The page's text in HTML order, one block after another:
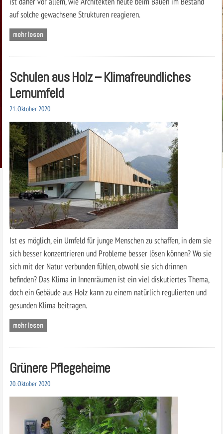
auf solche gewachsene Strukturen reagieren.
mehr lesen
Schulen aus Holz – Klimafreundliches
Lernumfeld
21. Oktober 2020
Ist es möglich, ein Umfeld für junge Menschen zu schaffen, in dem sie
sich besser konzentrieren und Probleme besser lösen können? Wo sie
sich mit der Natur verbunden fühlen, obwohl sie sich drinnen
befinden? Das Klima in Innenräumen ist ein viel diskutiertes Thema,
doch ein Gebäude aus Holz kann zu einem natürlich regulierten und
gesunden Klima beitragen.
mehr lesen
Grünere Pflegeheime
20. Oktober 2020